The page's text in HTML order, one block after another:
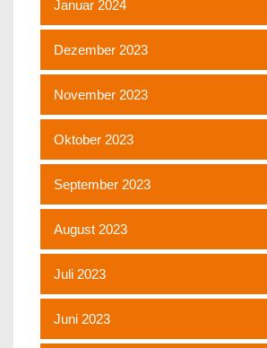
Januar 2024
Dezember 2023
November 2023
Oktober 2023
September 2023
August 2023
Juli 2023
Juni 2023